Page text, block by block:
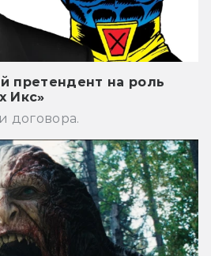
претендент на роль
Икс»
договора.